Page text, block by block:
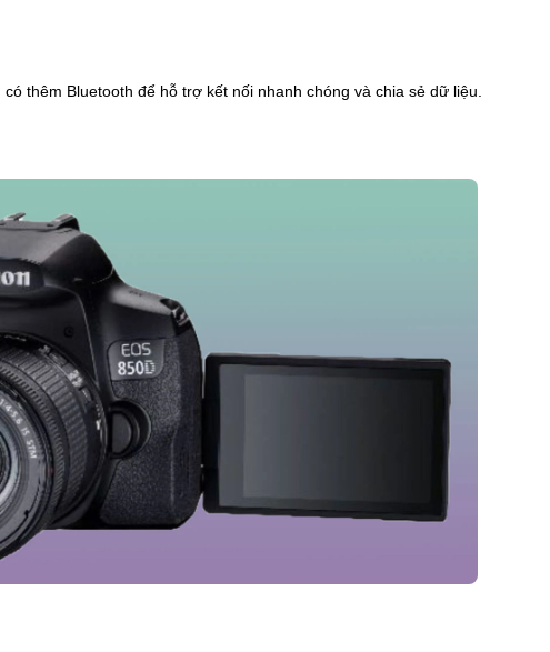
thêm Bluetooth để hỗ trợ kết nối nhanh chóng và chia sẻ dữ liệu.